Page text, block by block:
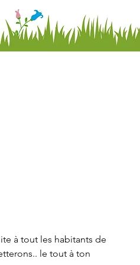
à tout les habitants de
le tout à ton